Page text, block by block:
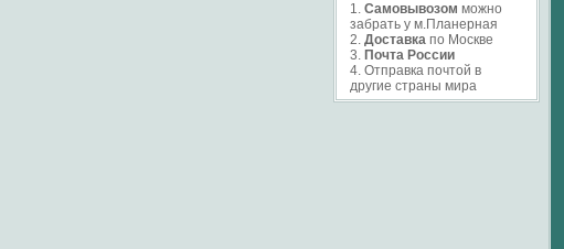
1. Самовывозом можно
забрать у м.Планерная
2. Доставка по Москве
3. Почта России
4. Отправка почтой в
другие страны мира